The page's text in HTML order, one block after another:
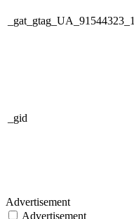
_gat_gtag_UA_91544323_1
_gid
Advertisement
Advertisement